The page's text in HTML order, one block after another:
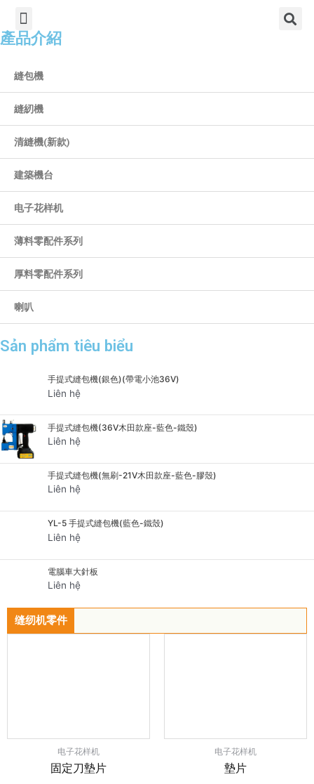
產品介紹
縫包機
縫紉機
清縫機(新款)
建築機台
电子花样机
薄料零配件系列
厚料零配件系列
喇叭
Sản phẩm tiêu biểu
手提式縫包機(銀色)(帶電小池36V)
Liên hệ
手提式縫包機(36V木田款座-藍色-鐵殼)
Liên hệ
手提式縫包機(無刷-21V木田款座-藍色-膠殼)
Liên hệ
YL-5 手提式縫包機(藍色-鐵殼)
Liên hệ
電腦車大針板
Liên hệ
缝纫机零件
电子花样机
固定刀墊片
电子花样机
墊片